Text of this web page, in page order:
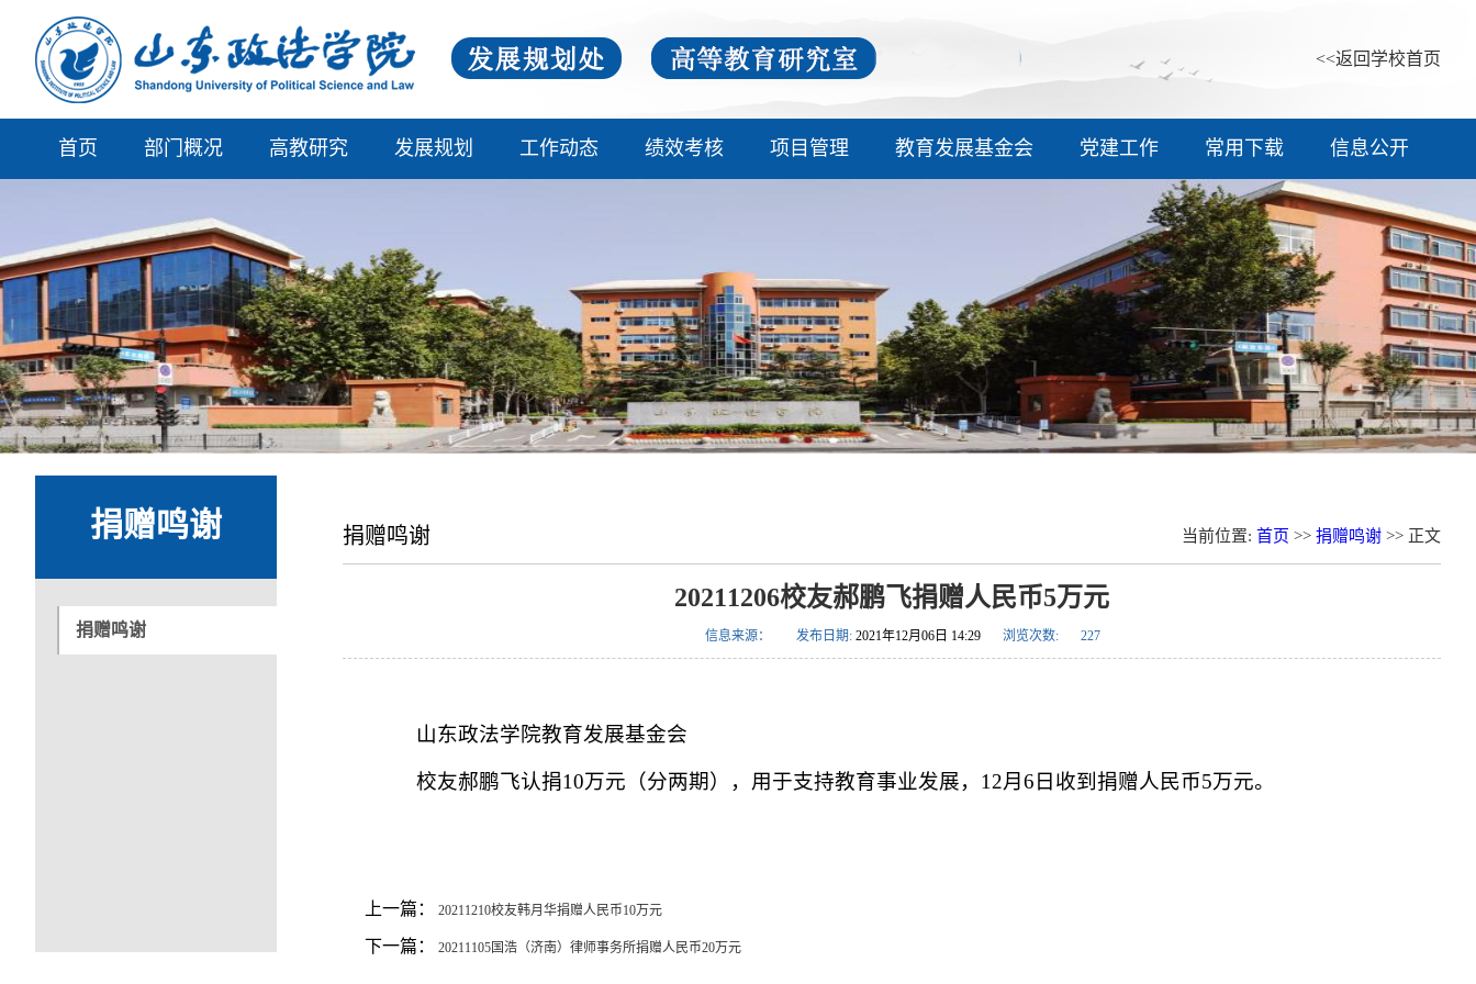
<<返回学校首页
首页 部门概况 高教研究 发展规划 工作动态 绩效考核 项目管理 教育发展基金会 党建工作 常用下载 信息公开
捐赠鸣谢
捐赠鸣谢
捐赠鸣谢 当前位置: 首页 >> 捐赠鸣谢 >> 正文
20211206校友郝鹏飞捐赠人民币5万元
信息来源： 发布日期: 2021年12月06日 14:29 浏览次数: 227
山东政法学院教育发展基金会
校友郝鹏飞认捐10万元（分两期），用于支持教育事业发展，12月6日收到捐赠人民币5万元。
上一篇： 20211210校友韩月华捐赠人民币10万元
下一篇： 20211105国浩（济南）律师事务所捐赠人民币20万元